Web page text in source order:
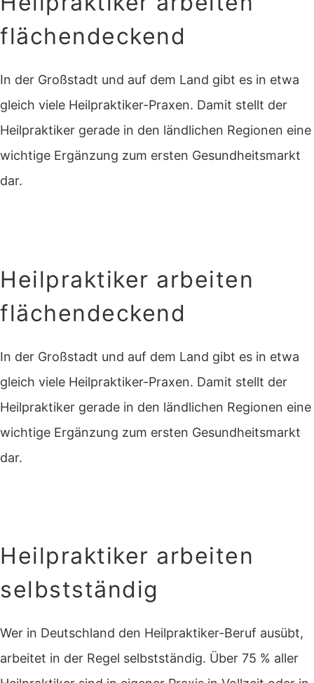
flächendeckend
In der Großstadt und auf dem Land gibt es in etwa
gleich viele Heilpraktiker-Praxen. Damit stellt der
Heilpraktiker gerade in den ländlichen Regionen eine
wichtige Ergänzung zum ersten Gesundheitsmarkt
dar.
Heilpraktiker arbeiten
flächendeckend
In der Großstadt und auf dem Land gibt es in etwa
gleich viele Heilpraktiker-Praxen. Damit stellt der
Heilpraktiker gerade in den ländlichen Regionen eine
wichtige Ergänzung zum ersten Gesundheitsmarkt
dar.
Heilpraktiker arbeiten
selbstständig
Wer in Deutschland den Heilpraktiker-Beruf ausübt,
arbeitet in der Regel selbstständig. Über 75 % aller